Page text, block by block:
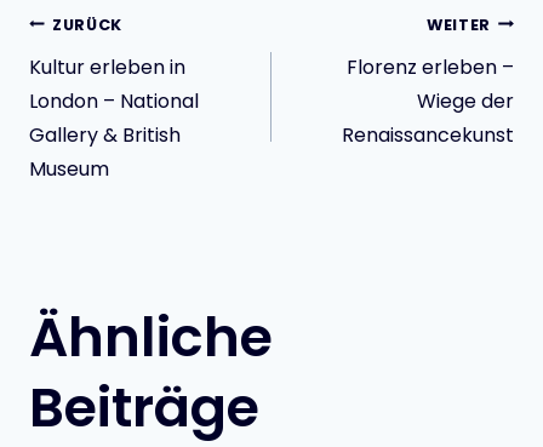
ZURÜCK
Kultur erleben in
London – National
Gallery & British
Museum
WEITER
Florenz erleben –
Wiege der
Renaissancekunst
Ähnliche
Beiträge